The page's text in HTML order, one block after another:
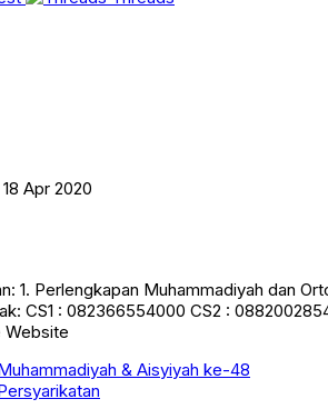
Apr 2020
1. Perlengkapan Muhammadiyah dan
CS1 : 082366554000 CS2 :
Website